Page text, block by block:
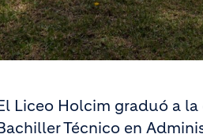
Liceo Holcim graduó a
Técnico en